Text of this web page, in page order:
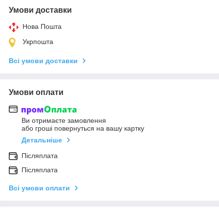
Умови доставки
Нова Пошта
Укрпошта
Всі умови доставки
Умови оплати
Ви отримаєте замовлення
або гроші повернуться на вашу картку
Детальніше
Післяплата
Післяплата
Всі умови оплати